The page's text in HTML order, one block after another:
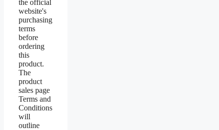
the official
website's
purchasing
terms
before
ordering
this
product.
The
product
sales page
Terms and
Conditions
will
outline